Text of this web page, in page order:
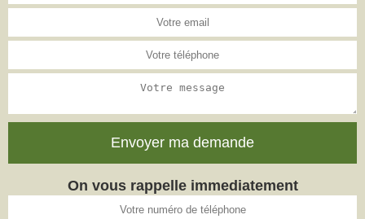
On vous rappelle immediatement